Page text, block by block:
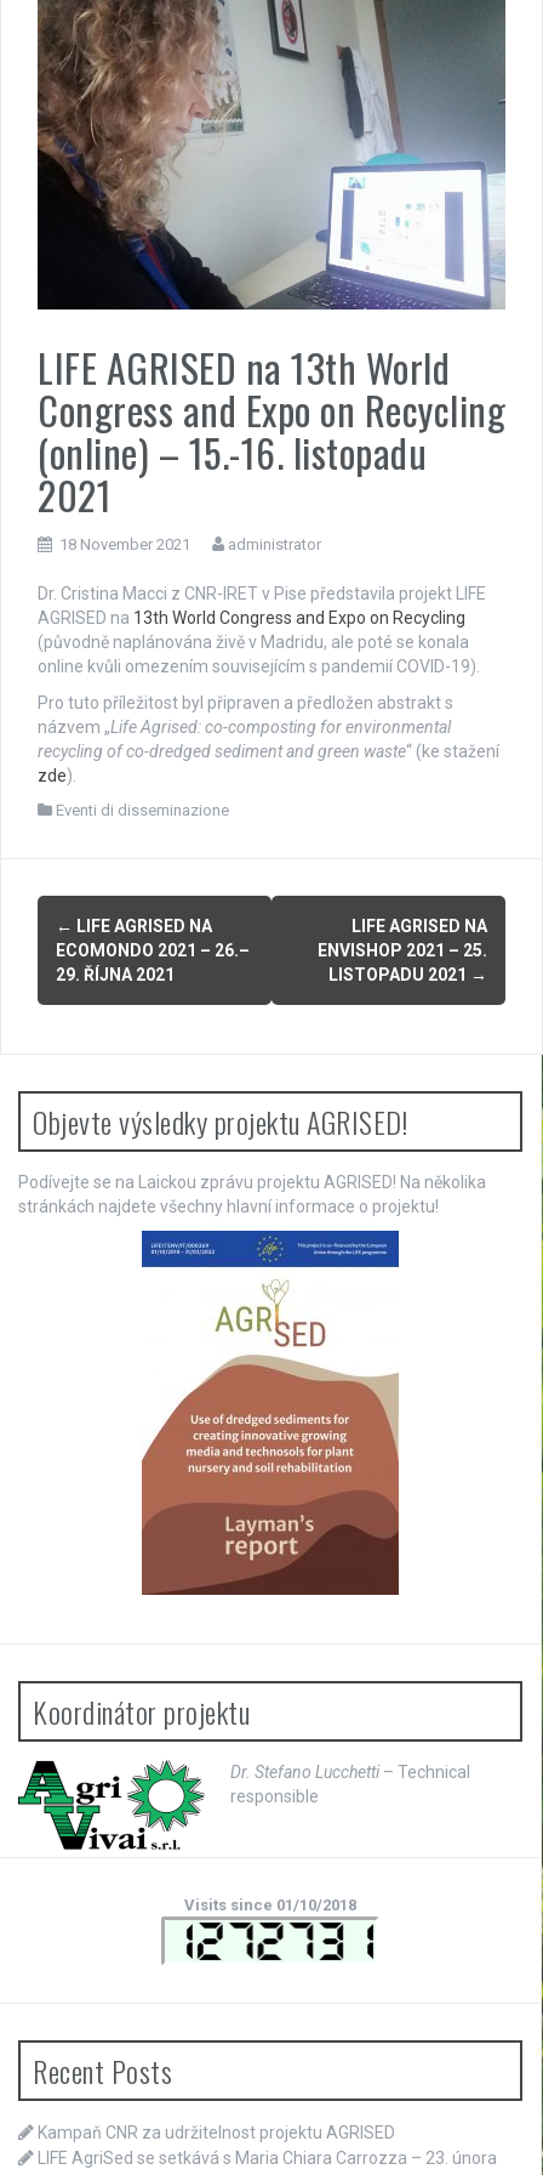
LIFE AGRISED na 13th World
Congress and Expo on Recycling
(online) – 15.-16. listopadu
2021
18 November 2021 administrator
Dr. Cristina Macci z CNR-IRET v Pise představila projekt LIFE
AGRISED na 13th World Congress and Expo on Recycling
(původně naplánována živě v Madridu, ale poté se konala
online kvůli omezením souvisejícím s pandemií COVID-19).
Pro tuto příležitost byl připraven a předložen abstrakt s
názvem „Life Agrised: co-composting for environmental
recycling of co-dredged sediment and green waste“ (ke stažení
zde).
Eventi di disseminazione
n
a
v
← LIFE AGRISED NA
ECOMONDO 2021 – 26.–
29. ŘÍJNA 2021
LIFE AGRISED NA
ENVISHOP 2021 – 25.
LISTOPADU 2021 →
Objevte výsledky projektu AGRISED!
Podívejte se na Laickou zprávu projektu AGRISED! Na několika
stránkách najdete všechny hlavní informace o projektu!
Koordinátor projektu
Dr. Stefano Lucchetti – Technical
responsible
Visits since 01/10/2018
Recent Posts
Kampaň CNR za udržitelnost projektu AGRISED
LIFE AgriSed se setkává s Maria Chiara Carrozza – 23. února